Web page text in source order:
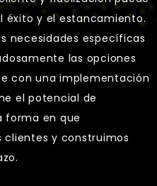
éxito y el estancamiento.
necesidades específicas
las opciones
con una implementación
el potencial de
forma en que
y construimos